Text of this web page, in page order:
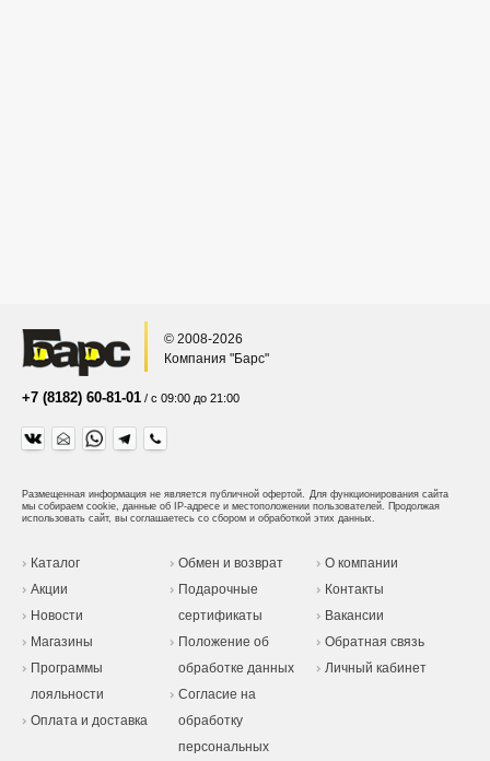
© 2008-2026
Компания "Барс"
+7 (8182) 60-81-01 / с 09:00 до 21:00
Размещенная информация не является публичной офертой. Для функционирования сайта
мы собираем cookie, данные об IP-адресе и местоположении пользователей. Продолжая
использовать сайт, вы соглашаетесь со сбором и обработкой этих данных.
Каталог
Акции
Новости
Магазины
Программы
лояльности
Оплата и доставка
Обмен и возврат
Подарочные
сертификаты
Положение об
обработке данных
Согласие на
обработку
персональных
О компании
Контакты
Вакансии
Обратная связь
Личный кабинет